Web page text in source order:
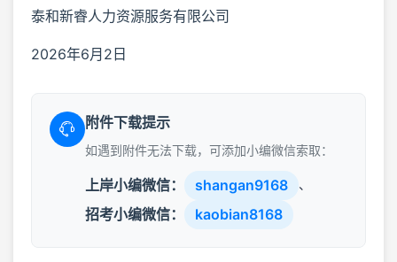
泰和新睿人力资源服务有限公司
2026年6月2日
附件下载提示
如遇到附件无法下载，可添加小编微信索取：
上岸小编微信： shangan9168 、
招考小编微信： kaobian8168